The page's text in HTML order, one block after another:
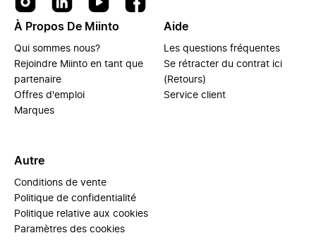
À Propos De Miinto
Qui sommes nous?
Rejoindre Miinto en tant que
partenaire
Offres d'emploi
Marques
Aide
Les questions fréquentes
Se rétracter du contrat ici
(Retours)
Service client
Autre
Conditions de vente
Politique de confidentialité
Politique relative aux cookies
Paramètres des cookies